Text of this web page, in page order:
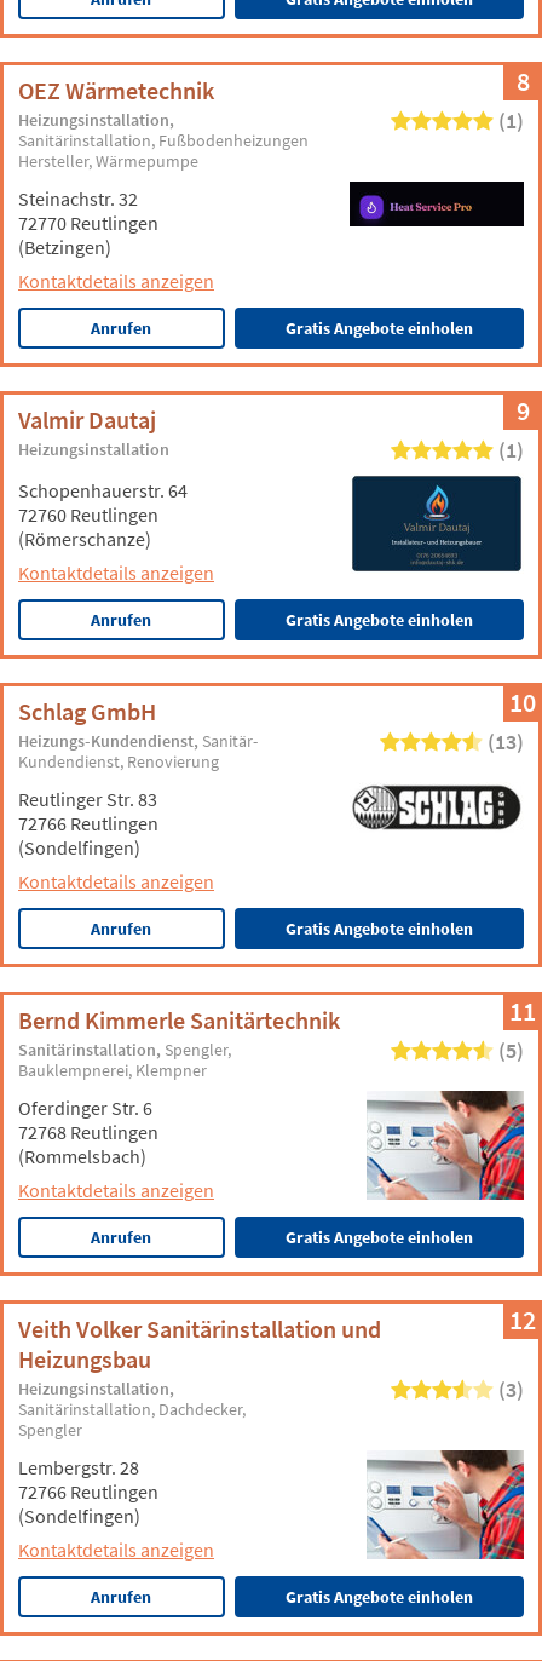
8
OEZ Wärmetechnik
Heizungsinstallation
Sanitärinstallation Fußbodenheizungen
Hersteller Wärmepumpe
(1)
Steinachstr. 32
72770 Reutlingen
(Betzingen)
Kontaktdetails anzeigen
Anrufen Gratis Angebote einholen
9
Valmir Dautaj
Heizungsinstallation (1)
Schopenhauerstr. 64
72760 Reutlingen
(Römerschanze)
Kontaktdetails anzeigen
Anrufen Gratis Angebote einholen
10
Schlag GmbH
Heizungs-Kundendienst Sanitär-
Kundendienst Renovierung
(13)
Reutlinger Str. 83
72766 Reutlingen
(Sondelfingen)
Kontaktdetails anzeigen
Anrufen Gratis Angebote einholen
11
Bernd Kimmerle Sanitärtechnik
Sanitärinstallation Spengler
Bauklempnerei Klempner
(5)
Oferdinger Str. 6
72768 Reutlingen
(Rommelsbach)
Kontaktdetails anzeigen
Anrufen Gratis Angebote einholen
12
Veith Volker Sanitärinstallation und
Heizungsbau
Heizungsinstallation
Sanitärinstallation Dachdecker
Spengler
(3)
Lembergstr. 28
72766 Reutlingen
(Sondelfingen)
Kontaktdetails anzeigen
Anrufen Gratis Angebote einholen